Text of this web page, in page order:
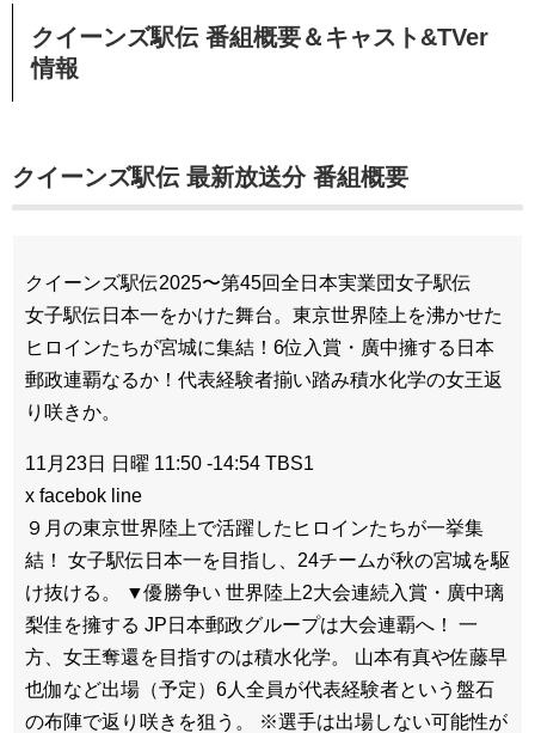
クイーンズ駅伝 番組概要＆キャスト&TVer
情報
クイーンズ駅伝 最新放送分 番組概要
クイーンズ駅伝2025〜第45回全日本実業団女子駅伝
女子駅伝日本一をかけた舞台。東京世界陸上を沸かせた
ヒロインたちが宮城に集結！6位入賞・廣中擁する日本
郵政連覇なるか！代表経験者揃い踏み積水化学の女王返
り咲きか。
11月23日 日曜 11:50 -14:54 TBS1
x facebok line
９月の東京世界陸上で活躍したヒロインたちが一挙集
結！ 女子駅伝日本一を目指し、24チームが秋の宮城を駆
け抜ける。 ▼優勝争い 世界陸上2大会連続入賞・廣中璃
梨佳を擁する JP日本郵政グループは大会連覇へ！ 一
方、女王奪還を目指すのは積水化学。 山本有真や佐藤早
也伽など出場（予定）6人全員が代表経験者という盤石
の布陣で返り咲きを狙う。 ※選手は出場しない可能性が